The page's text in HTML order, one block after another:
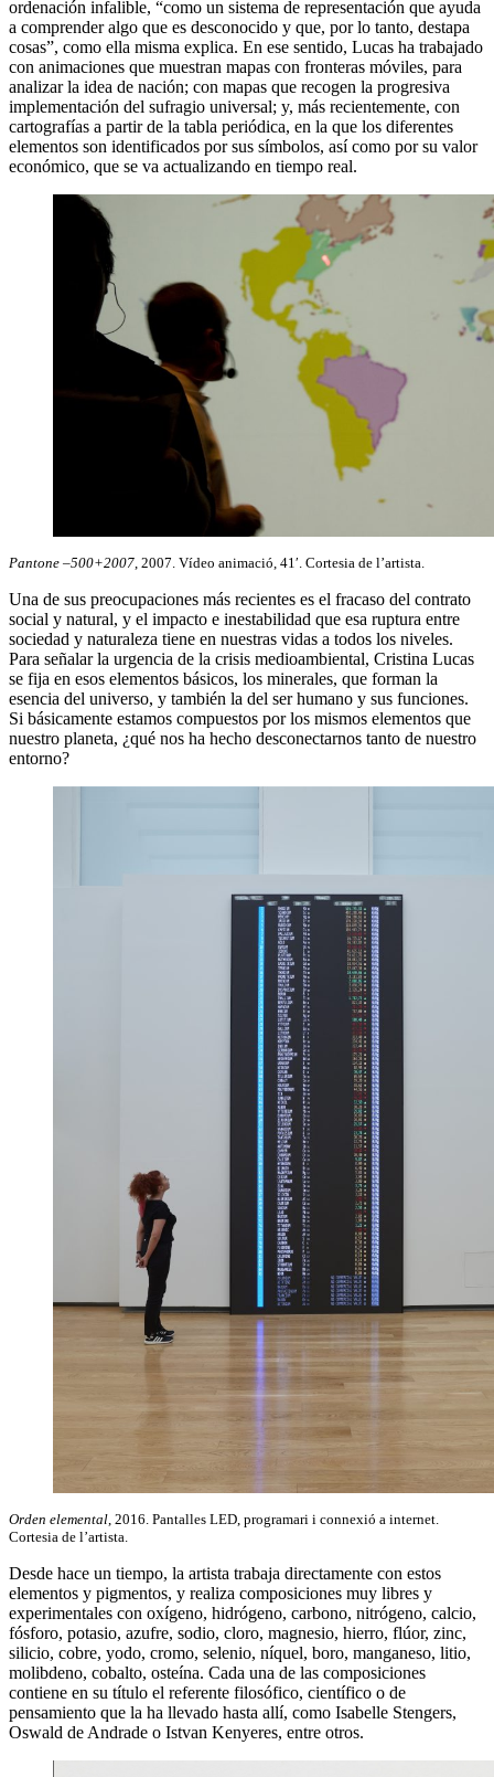
ordenación infalible, “como un sistema de representación que ayuda
a comprender algo que es desconocido y que, por lo tanto, destapa
cosas”, como ella misma explica. En ese sentido, Lucas ha trabajado
con animaciones que muestran mapas con fronteras móviles, para
analizar la idea de nación; con mapas que recogen la progresiva
implementación del sufragio universal; y, más recientemente, con
cartografías a partir de la tabla periódica, en la que los diferentes
elementos son identificados por sus símbolos, así como por su valor
económico, que se va actualizando en tiempo real.
Pantone –500+2007 , 2007. Vídeo animació, 41′. Cortesia de l’artista.
Una de sus preocupaciones más recientes es el fracaso del contrato
social y natural, y el impacto e inestabilidad que esa ruptura entre
sociedad y naturaleza tiene en nuestras vidas a todos los niveles.
Para señalar la urgencia de la crisis medioambiental, Cristina Lucas
se fija en esos elementos básicos, los minerales, que forman la
esencia del universo, y también la del ser humano y sus funciones.
Si básicamente estamos compuestos por los mismos elementos que
nuestro planeta, ¿qué nos ha hecho desconectarnos tanto de nuestro
entorno?
Orden elemental , 2016. Pantalles LED, programari i connexió a internet.
Cortesia de l’artista.
Desde hace un tiempo, la artista trabaja directamente con estos
elementos y pigmentos, y realiza composiciones muy libres y
experimentales con oxígeno, hidrógeno, carbono, nitrógeno, calcio,
fósforo, potasio, azufre, sodio, cloro, magnesio, hierro, flúor, zinc,
silicio, cobre, yodo, cromo, selenio, níquel, boro, manganeso, litio,
molibdeno, cobalto, osteína. Cada una de las composiciones
contiene en su título el referente filosófico, científico o de
pensamiento que la ha llevado hasta allí, como Isabelle Stengers,
Oswald de Andrade o Istvan Kenyeres, entre otros.